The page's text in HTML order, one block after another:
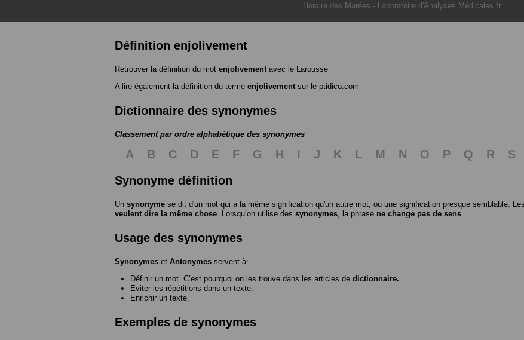
Horaire des Marées - Laboratoire d'Analyses Médicales.fr
Définition enjolivement
Retrouver la définition du mot enjolivement avec le Larousse
A lire également la définition du terme enjolivement sur le ptidico.com
Dictionnaire des synonymes
Classement par ordre alphabétique des synonymes
A B C D E F G H I J K L M N O P Q R S
Synonyme définition
Un synonyme se dit d'un mot qui a la même signification qu'un autre mot, ou une signification presque semblable. Les
veulent dire la même chose . Lorsqu’on utilise des synonymes , la phrase ne change pas de sens
Usage des synonymes
Synonymes et Antonymes servent à:
Définir un mot. C’est pourquoi on les trouve dans les articles de dictionnaire.
Eviter les répétitions dans un texte.
Enrichir un texte.
Exemples de synonymes